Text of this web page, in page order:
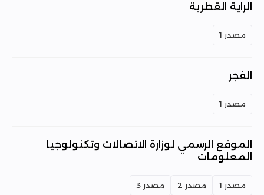
الراية القطرية
مصدر 1
الفجر
مصدر 1
الموقع الرسمي لوزارة الاتصالات وتكنولوجيا
المعلومات
مصدر 1 مصدر 2 مصدر 3